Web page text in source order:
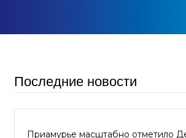
Последние новости
Приамурье масштабно отметило